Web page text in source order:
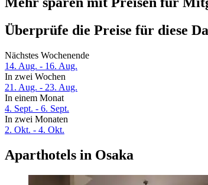
Überprüfe die Preise für diese
Nächstes Wochenende
14. Aug. - 16. Aug.
In zwei Wochen
21. Aug. - 23. Aug.
In einem Monat
4. Sept. - 6. Sept.
In zwei Monaten
2. Okt. - 4. Okt.
Aparthotels in Osaka